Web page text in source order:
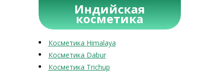
Индийская
косметика
Косметика Himalaya
Косметика Dabur
Косметика Trichup